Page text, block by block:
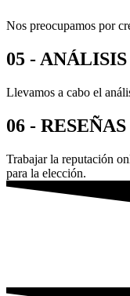
Nos preocupamos por
05 -
Llevamos a cabo el
06 - RESEÑAS
Trabajar la reputación
para la elección.